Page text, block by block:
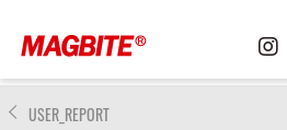
USER_REPORT